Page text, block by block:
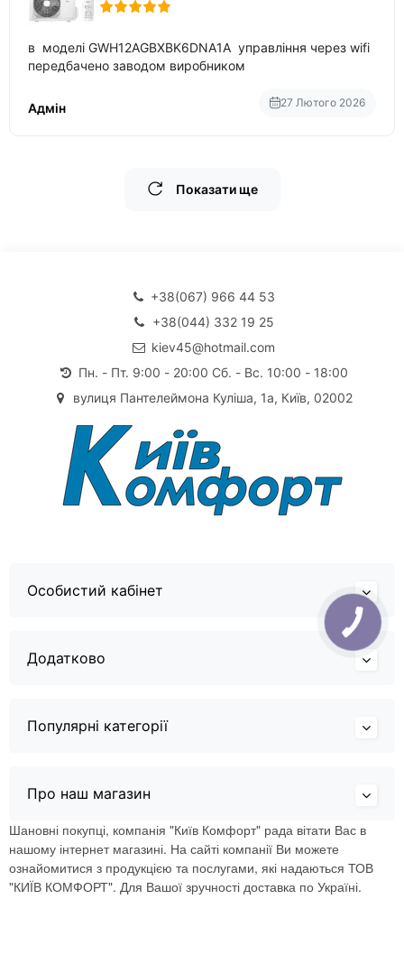
в моделі GWH12AGBXBK6DNA1A управління через wifi
передбачено заводом виробником
Адмін 27 Лютого 2026
Показати ще
+38(067) 966 44 53
+38(044) 332 19 25
kiev45@hotmail.com
Пн. - Пт. 9:00 - 20:00 Сб. - Вс. 10:00 - 18:00
вулиця Пантелеймона Куліша, 1а, Київ, 02002
Особистий кабінет
Додатково
Популярні категорії
Про наш магазин
Шановні покупці, компанія "Київ Комфорт" рада вітати Вас в
нашому інтернет магазині. На сайті компанії Ви можете
ознайомитися з продукцією та послугами, які надаються ТОВ
"КИЇВ КОМФОРТ". Для Вашої зручності доставка по Україні.